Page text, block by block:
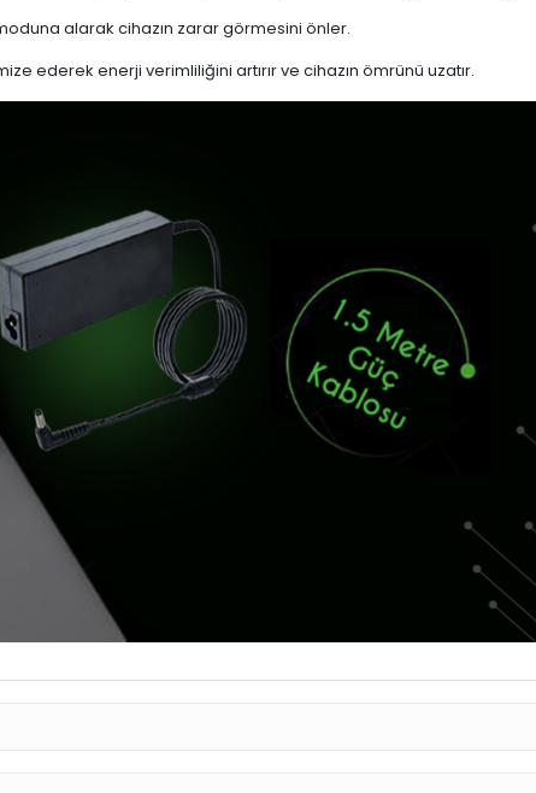
alarak cihazın zarar görmesini önler.
ederek enerji verimliliğini artırır ve cihazın ömrünü uzatır.